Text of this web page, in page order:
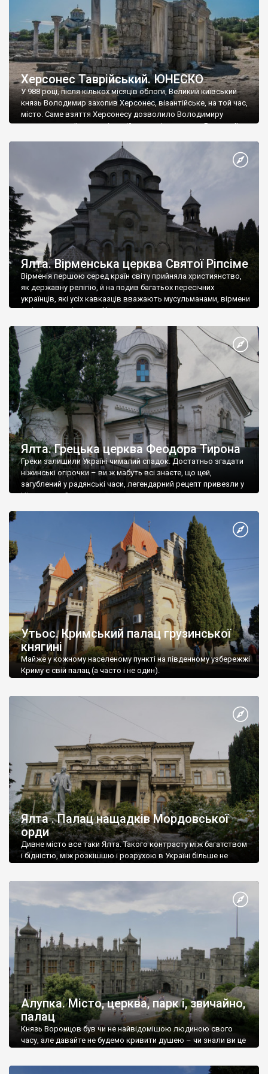
Херсонес Таврійський. ЮНЕСКО
У 988 році, після кількох місяців облоги, Великий київський
князь Володимир захопив Херсонес, візантійське, на той час,
місто. Саме взяття Херсонесу дозволило Володимиру
диктувати свої умови візантійському імператору Василю ІІ, та
Херсонесі Володимир-язичник, став Василем-християнином.
А потім було Хрещення Русі. На честь Херсонесу Таврійського
Ялта. Вірменська церква Святої Ріпсіме
Вірменія першою серед країн світу прийняла християнство,
як державну релігію, й на подив багатьох пересічних
українців, які усіх кавказців вважають мусульманами, вірмени
є відданими вірянами Христа
Ялта. Грецька церква Феодора Тирона
Греки залишили Україні чималий спадок. Достатньо згадати
ніжинські огірочки – ви ж мабуть всі знаєте, що цей,
загублений у радянські часи, легендарний рецепт привезли у
Ніжин греки?
Утьос. Кримський палац грузинської
княгині
Майже у кожному населеному пункті на південному узбережжі
Криму є свій палац (а часто і не один).
Ялта . Палац нащадків Мордовської
орди
Дивне місто все таки Ялта. Такого контрасту між багатством
і бідністю, між розкішшю і розрухою в Україні більше не
Алупка. Місто, церква, парк і, звичайно,
палац
Князь Воронцов був чи не найвідомішою людиною свого
часу, але давайте не будемо кривити душею – чи знали ви це